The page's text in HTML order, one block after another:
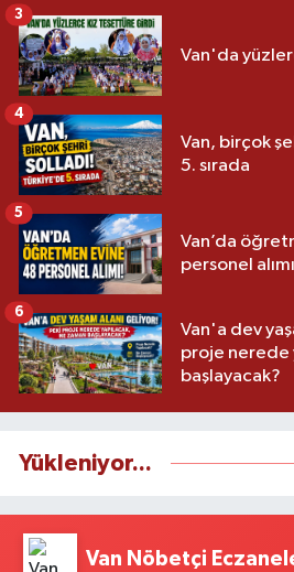
Van'da
3
Van, birçok
5. sırada
4
Van’da
personel
5
Van'a dev
proje nerede
başlayacak?
6
Yükleniyor...
Van Nöbetçi